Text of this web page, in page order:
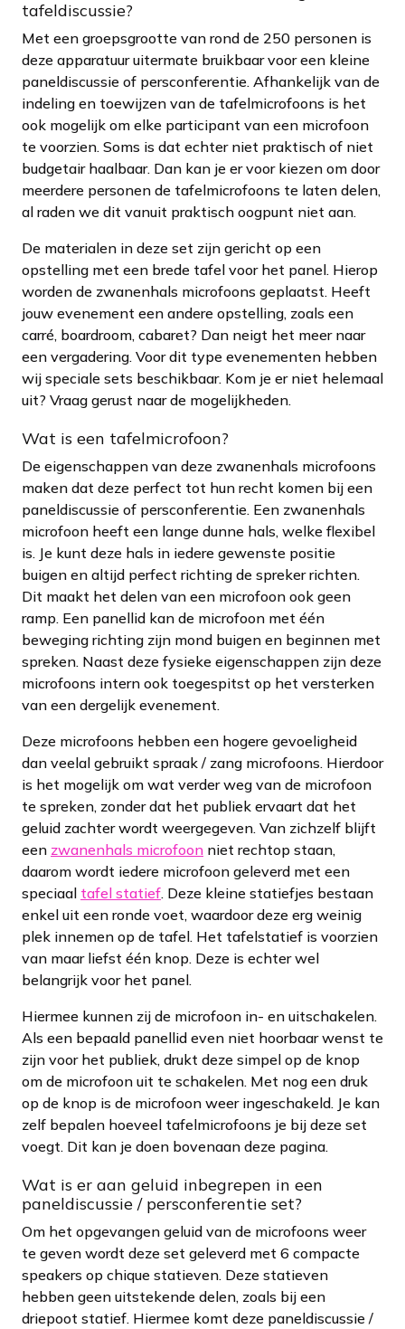
tafeldiscussie?
Met een groepsgrootte van rond de 250 personen is
deze apparatuur uitermate bruikbaar voor een kleine
paneldiscussie of persconferentie. Afhankelijk van de
indeling en toewijzen van de tafelmicrofoons is het
ook mogelijk om elke participant van een microfoon
te voorzien. Soms is dat echter niet praktisch of niet
budgetair haalbaar. Dan kan je er voor kiezen om door
meerdere personen de tafelmicrofoons te laten delen,
al raden we dit vanuit praktisch oogpunt niet aan.
De materialen in deze set zijn gericht op een
opstelling met een brede tafel voor het panel. Hierop
worden de zwanenhals microfoons geplaatst. Heeft
jouw evenement een andere opstelling, zoals een
carré, boardroom, cabaret? Dan neigt het meer naar
een vergadering. Voor dit type evenementen hebben
wij speciale sets beschikbaar. Kom je er niet helemaal
uit? Vraag gerust naar de mogelijkheden.
Wat is een tafelmicrofoon?
De eigenschappen van deze zwanenhals microfoons
maken dat deze perfect tot hun recht komen bij een
paneldiscussie of persconferentie. Een zwanenhals
microfoon heeft een lange dunne hals, welke flexibel
is. Je kunt deze hals in iedere gewenste positie
buigen en altijd perfect richting de spreker richten.
Dit maakt het delen van een microfoon ook geen
ramp. Een panellid kan de microfoon met één
beweging richting zijn mond buigen en beginnen met
spreken. Naast deze fysieke eigenschappen zijn deze
microfoons intern ook toegespitst op het versterken
van een dergelijk evenement.
Deze microfoons hebben een hogere gevoeligheid
dan veelal gebruikt spraak / zang microfoons. Hierdoor
is het mogelijk om wat verder weg van de microfoon
te spreken, zonder dat het publiek ervaart dat het
geluid zachter wordt weergegeven. Van zichzelf blijft
een zwanenhals microfoon niet rechtop staan,
daarom wordt iedere microfoon geleverd met een
speciaal tafel statief. Deze kleine statiefjes bestaan
enkel uit een ronde voet, waardoor deze erg weinig
plek innemen op de tafel. Het tafelstatief is voorzien
van maar liefst één knop. Deze is echter wel
belangrijk voor het panel.
Hiermee kunnen zij de microfoon in- en uitschakelen.
Als een bepaald panellid even niet hoorbaar wenst te
zijn voor het publiek, drukt deze simpel op de knop
om de microfoon uit te schakelen. Met nog een druk
op de knop is de microfoon weer ingeschakeld. Je kan
zelf bepalen hoeveel tafelmicrofoons je bij deze set
voegt. Dit kan je doen bovenaan deze pagina.
Wat is er aan geluid inbegrepen in een
paneldiscussie / persconferentie set?
Om het opgevangen geluid van de microfoons weer
te geven wordt deze set geleverd met 6 compacte
speakers op chique statieven. Deze statieven
hebben geen uitstekende delen, zoals bij een
driepoot statief. Hiermee komt deze paneldiscussie /